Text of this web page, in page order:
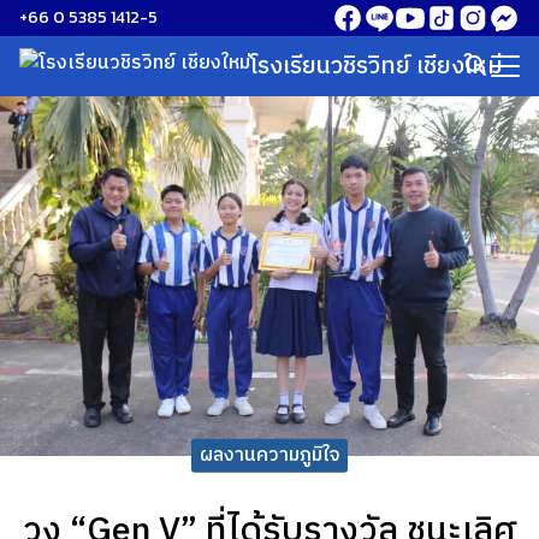
Skip
to
content
+66 0 5385 1412-5
โรงเรียนวชิรวิทย์ เชียงใหม่
Search
for:
ผลงานความภูมิใจ